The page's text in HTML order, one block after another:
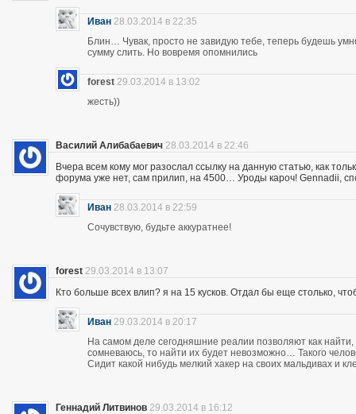
Иван 28.03.2014 в 22:35
Блин… Чувак, просто не завидую тебе, теперь будешь
сумму слить. Но вовремя опомнились
forest 29.03.2014 в 13:02
жесть))
Василий Алибабаевич 28.03.2014 в 22:46
Вчера всем кому мог разослал ссылку на данную статью, как
форума уже нет, сам прилип, на 4500… Уроды кароч! Gennadii,
Иван 28.03.2014 в 22:59
Сочувствую, будьте аккуратнее!
forest 29.03.2014 в 13:07
Кто больше всех влип? я на 15 кусков. Отдал бы еще столько,
Иван 29.03.2014 в 20:17
На самом деле сегодняшние реалии позволяют как
сомневаюсь, то найти их будет невозможно… Такого
Сидит какой нибудь мелкий хакер на своих мальдивах и
Геннадий Литвинов 29.03.2014 в 16:12